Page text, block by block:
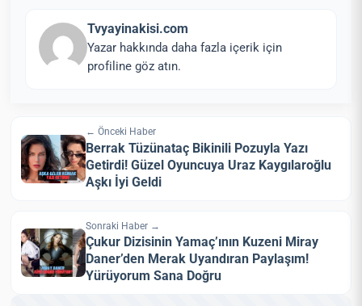
Tvyayinakisi.com
Yazar hakkında daha fazla içerik için
profiline göz atın.
← Önceki Haber
Berrak Tüzünataç Bikinili Pozuyla Yazı
Getirdi! Güzel Oyuncuya Uraz Kaygılaroğlu
Aşkı İyi Geldi
Sonraki Haber →
Çukur Dizisinin Yamaç’ının Kuzeni Miray
Daner’den Merak Uyandıran Paylaşım!
Yürüyorum Sana Doğru